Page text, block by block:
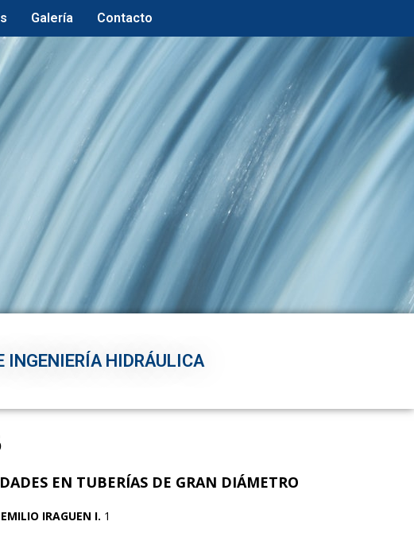
Galería Contacto
INGENIERÍA HIDRÁULICA
EN TUBERÍAS DE GRAN DIÁMETRO
EMILIO IRAGUEN I. 1